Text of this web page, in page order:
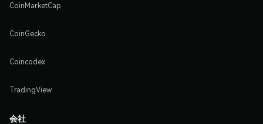
CoinMarketCap
CoinGecko
Coincodex
TradingView
会社